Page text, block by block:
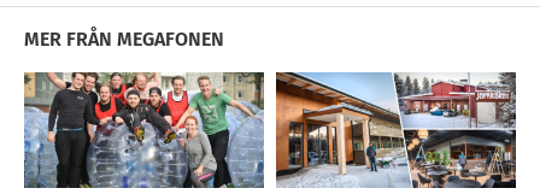
MER FRÅN MEGAFONEN